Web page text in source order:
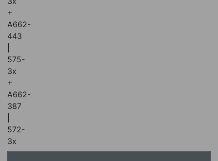
+
A662-
443
575-
3x
+
A662-
387
572-
3x